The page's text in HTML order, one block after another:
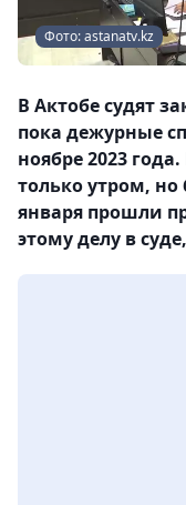
Фото: astanatv.kz
В Актобе судят
пока дежурные
ноябре 2023
только утром,
января прошли
этому делу в